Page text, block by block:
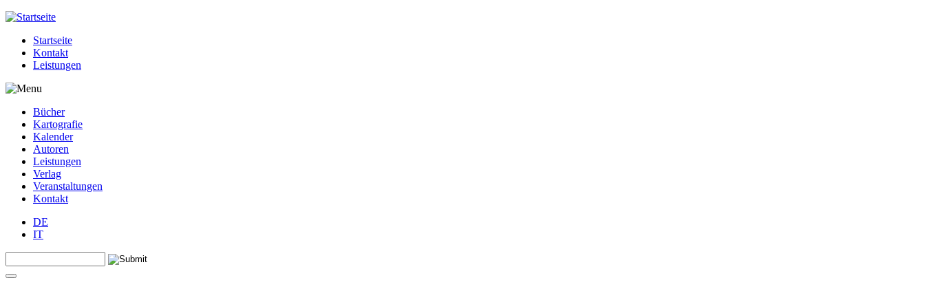
Jump to navigation
Startseite
Kontakt
Leistungen
Bücher
Kartografie
Kalender
Autoren
Leistungen
Verlag
Veranstaltungen
Kontakt
DE
IT
Suchformular